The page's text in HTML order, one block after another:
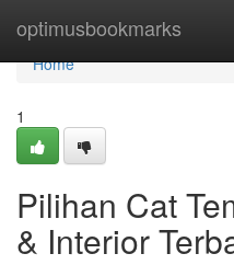
optimusbookmarks
Home
Home
1
Pilihan Cat
& Interior